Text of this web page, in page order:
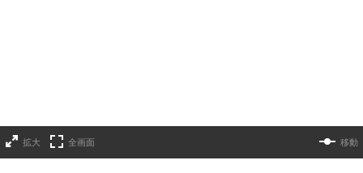
拡大 全画面 移動